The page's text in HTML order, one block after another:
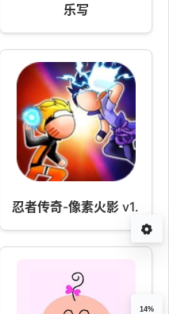
乐写
忍者传奇-像素火影 v1.0
14%